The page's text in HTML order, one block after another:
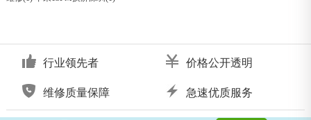
行业领先者 价格公开透明
维修质量保障 急速优质服务